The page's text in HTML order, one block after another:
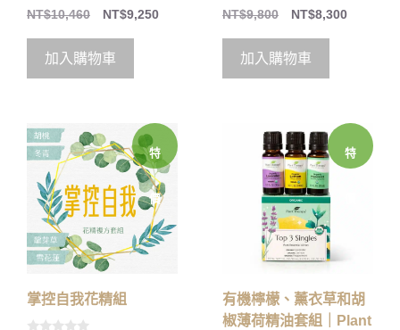
5.00
out of 5
NT$10,460 NT$9,250
加入購物車
0
o
t
5
NT$9,800 NT$8,300
加入購物車
特
價
掌控自我花精組
特
有機檸檬、薰衣草和胡
椒薄荷精油套組｜Plant